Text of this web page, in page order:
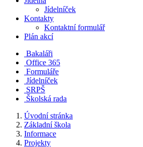
Jídelníček
Kontakty
Kontaktní formulář
Plán akcí
Bakaláři
Office 365
Formuláře
Jídelníček
SRPŠ
Školská rada
Úvodní stránka
Základní škola
Informace
Projekty